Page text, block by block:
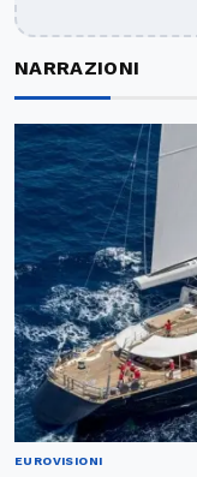
NARRAZIONI
EUROVISIONI